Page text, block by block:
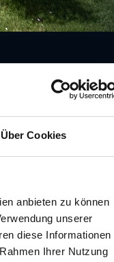
Über Cookies
anbieten zu können
unserer
diese Informationen
Ihrer Nutzung